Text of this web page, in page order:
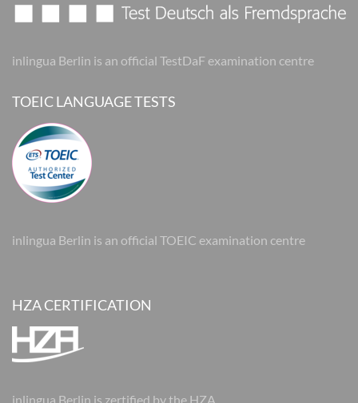
inlingua Berlin is an official TestDaF examination centre
TOEIC LANGUAGE TESTS
inlingua Berlin is an official TOEIC examination centre
HZA CERTIFICATION
inlingua Berlin is zertified by the HZA